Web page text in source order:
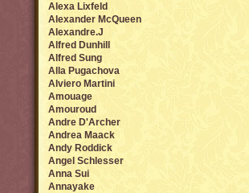
Alexa Lixfeld
Alexander McQueen
Alexandre.J
Alfred Dunhill
Alfred Sung
Alla Pugachova
Alviero Martini
Amouage
Amouroud
Andre D'Archer
Andrea Maack
Andy Roddick
Angel Sсhlesser
Anna Sui
Annayake